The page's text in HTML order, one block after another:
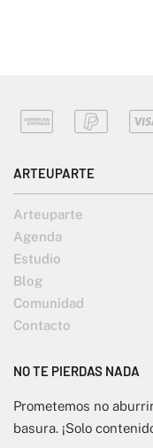
ARTEUPARTE
Arteuparte
Agenda
Estudio
Blog
Comunidad
Contacto
NO TE PIERDAS NADA
Prometemos no
basura. ¡Solo